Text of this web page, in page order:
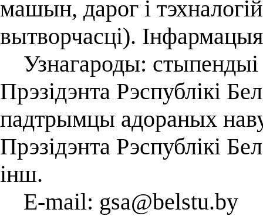
машын, дарог і
вытворчасці).
Узнагароды:
Прэзідэнта Рэспублікі
падтрымцы адораных
Прэзідэнта Рэспублікі
інш.
E-mail: gsa@belstu.by